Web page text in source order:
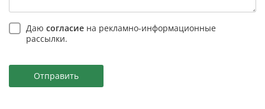
Даю согласие на рекламно-информационные
рассылки.
Отправить